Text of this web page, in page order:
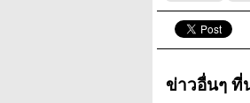
ข่าวอื่นๆ ที่